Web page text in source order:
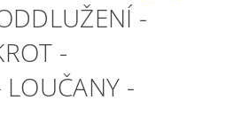
-
-
LOUČANY -